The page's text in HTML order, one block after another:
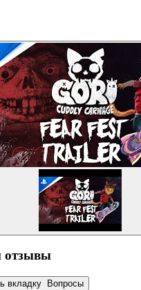
отзывы
вкладку
Вопросы